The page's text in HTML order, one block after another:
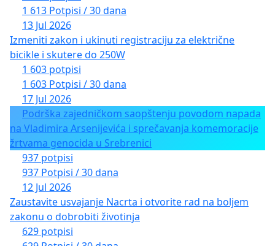
1 613 Potpisi / 30 dana
13 Jul 2026
Izmeniti zakon i ukinuti registraciju za električne
bicikle i skutere do 250W
1 603 potpisi
1 603 Potpisi / 30 dana
17 Jul 2026
Podrška zajedničkom saopštenju povodom napada
na Vladimira Arsenijevića i sprečavanja komemoracije
žrtvama genocida u Srebrenici
937 potpisi
937 Potpisi / 30 dana
12 Jul 2026
Zaustavite usvajanje Nacrta i otvorite rad na boljem
zakonu o dobrobiti životinja
629 potpisi